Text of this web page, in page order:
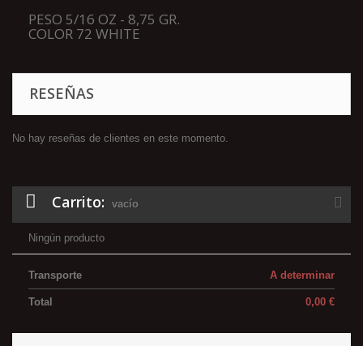
PESO 5/16 OZ - 8,75 GR.
COLOR 72 WHITE
RESEÑAS
No hay reseñas de clientes en este momento.
Carrito: vacío
Ningún producto
A determinar
Transporte
0,00 €
Total